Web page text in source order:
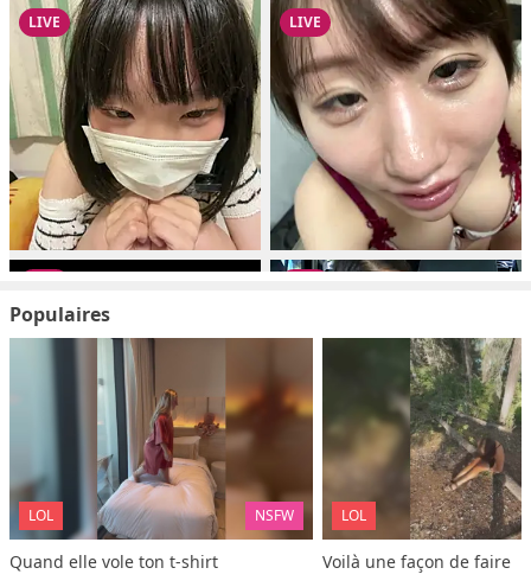
Populaires
LOL NSFW
Quand elle vole ton t-shirt
LOL
Voilà une façon de faire